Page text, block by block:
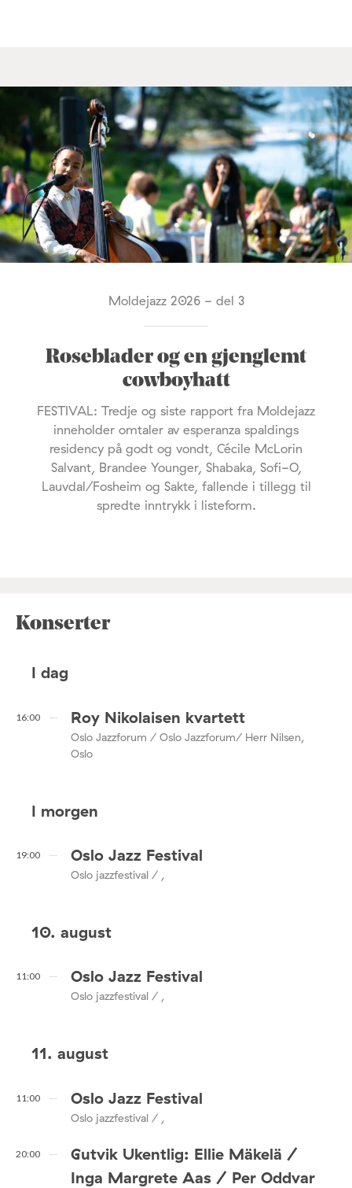
Moldejazz 2026 - del 3
Roseblader og en gjenglemt
cowboyhatt
FESTIVAL: Tredje og siste rapport fra Moldejazz
inneholder omtaler av esperanza spaldings
residency på godt og vondt, Cécile McLorin
Salvant, Brandee Younger, Shabaka, Sofi-O,
Lauvdal/Fosheim og Sakte, fallende i tillegg til
spredte inntrykk i listeform.
Konserter
I dag
16:00 Roy Nikolaisen kvartett
Oslo Jazzforum / Oslo Jazzforum/ Herr Nilsen,
Oslo
I morgen
19:00 Oslo Jazz Festival
Oslo jazzfestival / ,
10. august
11:00 Oslo Jazz Festival
Oslo jazzfestival / ,
11. august
11:00 Oslo Jazz Festival
Oslo jazzfestival / ,
20:00
Gutvik Ukentlig: Ellie Mäkelä /
Inga Margrete Aas / Per Oddvar